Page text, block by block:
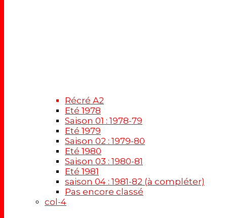
Récré A2
Eté 1978
Saison 01 : 1978-79
Eté 1979
Saison 02 : 1979-80
Eté 1980
Saison 03 : 1980-81
Eté 1981
saison 04 : 1981-82 (à compléter)
Pas encore classé
col-4